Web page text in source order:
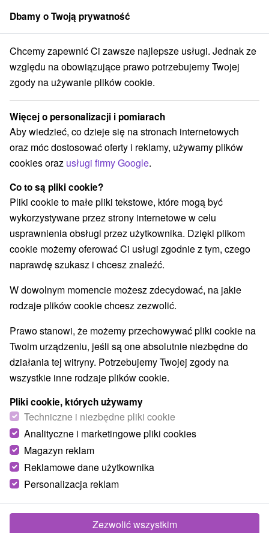
członek grupySorger
Apartmány Východné Slovensko Prešovský kraj Štôla
Apartmány Štôla
Kategorie
Wszystkie kategorie
Hotele na Slovacji(1)
Apartmány(6) Chaty na prenájom
Penzióny (2) Priváty(2)
Wybierz lokalizację lub datę
WSZYSTKO TOP - BESTSELLERY NAJTAŃSZE
Apartmán Solisko Vysoké Tatry
Dbamy o Twoją prywatność
Chcemy zapewnić Ci zawsze najlepsze usługi. Jednak ze
względu na obowiązujące prawo potrzebujemy Twojej
zgody na używanie plików cookie.
Więcej o personalizacji i pomiarach
Aby wiedzieć, co dzieje się na stronach internetowych
oraz móc dostosować oferty i reklamy, używamy plików
cookies oraz usługi firmy Google.
Co to są pliki cookie?
Pliki cookie to małe pliki tekstowe, które mogą być
wykorzystywane przez strony internetowe w celu
usprawnienia obsługi przez użytkownika. Dzięki plikom
cookie możemy oferować Ci usługi zgodnie z tym, czego
naprawdę szukasz i chcesz znaleźć.
W dowolnym momencie możesz zdecydować, na jakie
rodzaje plików cookie chcesz zezwolić.
Prawo stanowi, że możemy przechowywać pliki cookie na
Twoim urządzeniu, jeśli są one absolutnie niezbędne do
działania tej witryny. Potrzebujemy Twojej zgody na
wszystkie inne rodzaje plików cookie.
Pliki cookie, których używamy
Techniczne i niezbędne pliki cookie
Analityczne i marketingowe pliki cookies
Magazyn reklam
Reklamowe dane użytkownika
Personalizacja reklam
Zezwolić wszystkim